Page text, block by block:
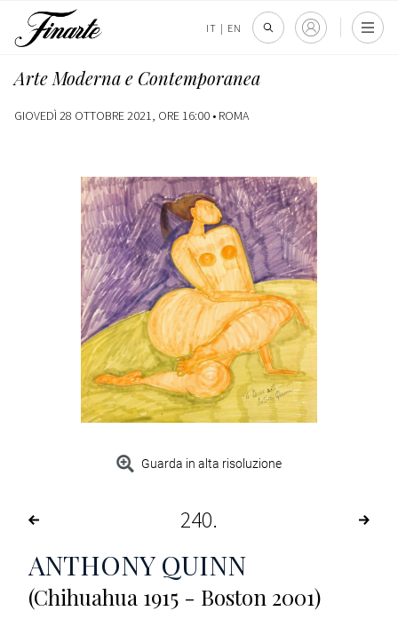
IT | EN
Arte Moderna e Contemporanea
GIOVEDÌ 28 OTTOBRE 2021, ORE 16:00 • ROMA
Guarda in alta risoluzione
240
ANTHONY QUINN
(Chihuahua 1915 - Boston 2001)